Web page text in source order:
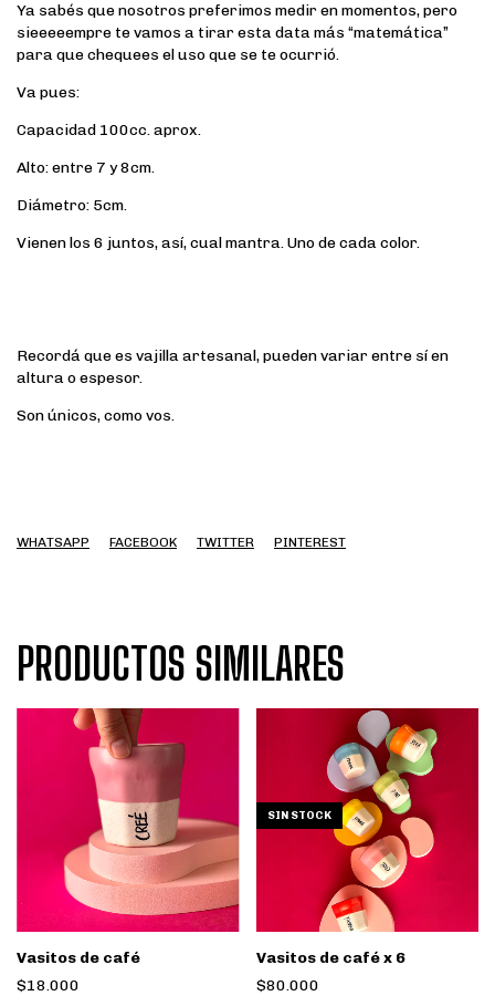
Ya sabés que nosotros preferimos medir en momentos, pero
sieeeeempre te vamos a tirar esta data más “matemática”
para que chequees el uso que se te ocurrió.
Va pues:
Capacidad 100cc. aprox.
Alto: entre 7 y 8cm.
Diámetro: 5cm.
Vienen los 6 juntos, así, cual mantra. Uno de cada color.
Recordá que es vajilla artesanal, pueden variar entre sí en
altura o espesor.
Son únicos, como vos.
WHATSAPP FACEBOOK TWITTER PINTEREST
PRODUCTOS SIMILARES
Vasitos de café
$18.000
SIN STOCK
Vasitos de café x 6
$80.000